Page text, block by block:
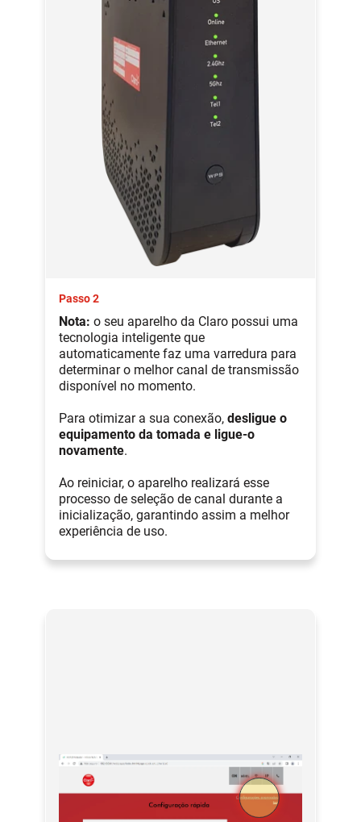
Passo 2
Nota: o seu aparelho da Claro possui uma
tecnologia inteligente que
automaticamente faz uma varredura para
determinar o melhor canal de transmissão
disponível no momento.
Para otimizar a sua conexão, desligue o
equipamento da tomada e ligue-o
novamente.
Ao reiniciar, o aparelho realizará esse
processo de seleção de canal durante a
inicialização, garantindo assim a melhor
experiência de uso.